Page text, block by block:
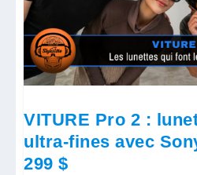
VITURE Pro 2 :
ultra-fines avec
299 $